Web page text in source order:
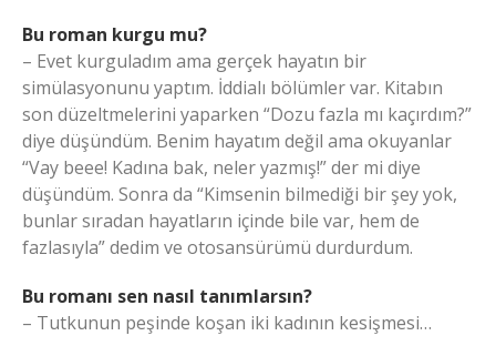
Bu roman kurgu mu?
– Evet kurguladım ama gerçek hayatın bir
simülasyonunu yaptım. İddialı bölümler var. Kitabın
son düzeltmelerini yaparken “Dozu fazla mı kaçırdım?”
diye düşündüm. Benim hayatım değil ama okuyanlar
“Vay beee! Kadına bak, neler yazmış!” der mi diye
düşündüm. Sonra da “Kimsenin bilmediği bir şey yok,
bunlar sıradan hayatların içinde bile var, hem de
fazlasıyla” dedim ve otosansürümü durdurdum.
Bu romanı sen nasıl tanımlarsın?
– Tutkunun peşinde koşan iki kadının kesişmesi…